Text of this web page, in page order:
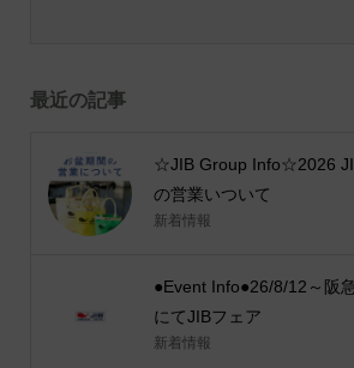
最近の記事
☆JIB Group Info☆2026
の営業いついて
新着情報
●Event Info●26/8/12～阪
にてJIBフェア
新着情報